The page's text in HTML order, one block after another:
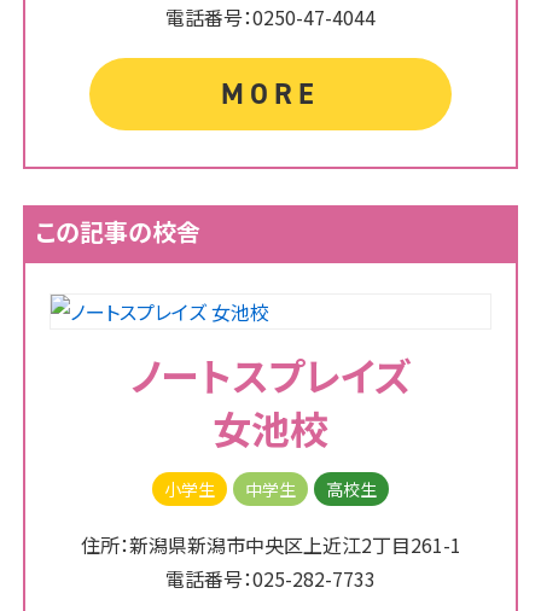
電話番号：0250-47-4044
MORE
この記事の校舎
ノートスプレイズ
女池校
小学生 中学生 高校生
住所：新潟県新潟市中央区上近江2丁目261-1
電話番号：025-282-7733